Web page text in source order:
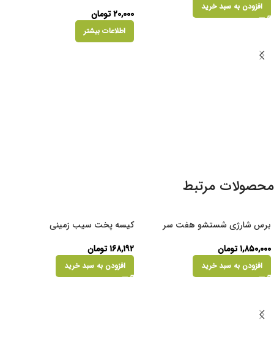
افزودن به سبد خرید
۲۰,۰۰۰تومان
اطلاعات بیشتر
محصولات مرتبط
برس شارژی شستشو هفت سر
۱,۸۵۰,۰۰۰تومان
افزودن به سبد خرید
کیسه پخت سیب زمینی
۱۶۸,۱۹۲تومان
افزودن به سبد خرید